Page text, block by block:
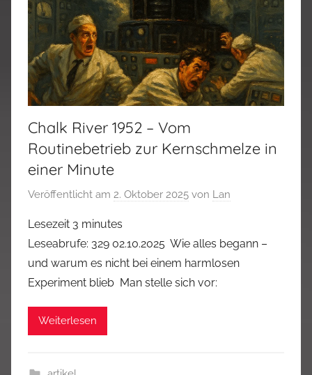
Chalk River 1952 – Vom
Routinebetrieb zur Kernschmelze in
einer Minute
Veröffentlicht am 2. Oktober 2025 von Lan
Lesezeit 3 minutes
Leseabrufe: 329 02.10.2025 Wie alles begann –
und warum es nicht bei einem harmlosen
Experiment blieb Man stelle sich vor:
Weiterlesen